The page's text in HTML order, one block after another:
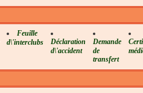
Feuille
d\'interclubs
Déclaration
d\'accident
Demande
de
transfert